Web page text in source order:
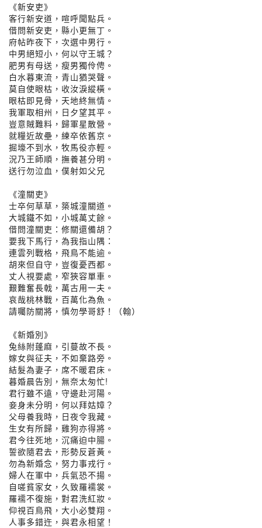
《新安吏》
客行新安道，喧呼聞點兵。
借問新安吏，縣小更無丁。
府帖昨夜下，次選中男行。
中男絕短小，何以守王城？
肥男有母送，瘦男獨伶俜。
白水暮東流，青山猶哭聲。
莫自使眼枯，收汝淚縱橫。
眼枯即見骨，天地終無情。
我軍取相州，日夕望其平。
豈意賊難料，歸軍星散營。
就糧近故壘，練卒依舊京。
掘壕不到水，牧馬役亦輕。
況乃王師順，撫養甚分明。
送行勿泣血，僕射如父兄
《潼關吏》
士卒何草草，築城潼關道。
大城鐵不如，小城萬丈餘。
借問潼關吏：修關還備胡？
要我下馬行，為我指山隅：
連雲列戰格，飛鳥不能逾。
胡來但自守，豈復憂西都。
丈人視要處，窄狹容單車。
艱難奮長戟，萬古用一夫。
哀哉桃林戰，百萬化為魚。
請囑防關將，慎勿學哥舒！（翰）
《新婚別》
兔絲附蓬麻，引蔓故不長。
嫁女與征夫，不如棄路旁。
結髮為妻子，席不暖君床。
暮婚晨告別，無奈太匆忙!
君行雖不遠，守邊赴河陽。
妾身未分明，何以拜姑嫜？
父母養我時，日夜令我藏。
生女有所歸，雞狗亦得將。
君今往死地，沉痛迫中腸。
誓欲隨君去，形勢反蒼黃。
勿為新婚念，努力事戎行。
婦人在軍中，兵氣恐不揚。
自嗟貧家女，久致羅襦裳。
羅襦不復施，對君洗紅妝。
仰視百鳥飛，大小必雙翔。
人事多錯迕，與君永相望！